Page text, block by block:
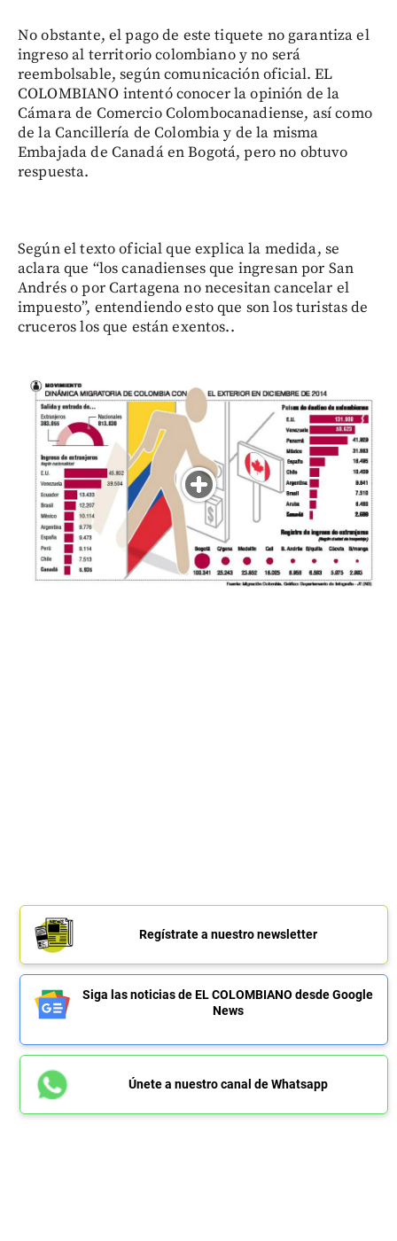
No obstante, el pago de este tiquete no garantiza el
ingreso al territorio colombiano y no será
reembolsable, según comunicación oficial. EL
COLOMBIANO intentó conocer la opinión de la
Cámara de Comercio Colombocanadiense, así como
de la Cancillería de Colombia y de la misma
Embajada de Canadá en Bogotá, pero no obtuvo
respuesta.
Según el texto oficial que explica la medida, se
aclara que “los canadienses que ingresan por San
Andrés o por Cartagena no necesitan cancelar el
impuesto”, entendiendo esto que son los turistas de
cruceros los que están exentos..
Regístrate a nuestro newsletter
Siga las noticias de EL COLOMBIANO desde Google
News
Únete a nuestro canal de Whatsapp